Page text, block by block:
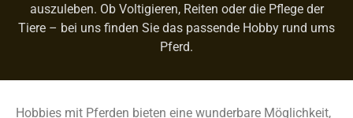
auszuleben. Ob Voltigieren, Reiten oder die Pflege der
Tiere – bei uns finden Sie das passende Hobby rund ums
Pferd.
Hobbies mit Pferden bieten eine wunderbare Möglichkeit,